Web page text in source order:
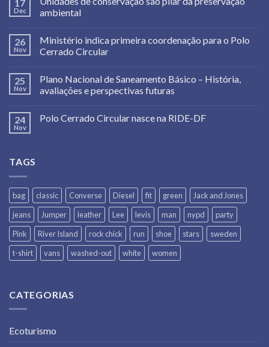
17
Dec
ambiental
26
Nov
Ministério indica primeira coordenação para o Polo
Cerrado Circular
25
Nov
Plano Nacional de Saneamento Básico – História,
avaliações e perspectivas futuras
24
Nov
Polo Cerrado Circular nasce na RIDE-DF
TAGS
bag classic Converse Diesel fit green
Jack and Jones
jeans
Jumper leather Lee levis man nypd
party
Pink
River Island rock chick run shoe stars
sweden
t-shirt
vans washed-out white women
CATEGORIAS
Ecoturismo